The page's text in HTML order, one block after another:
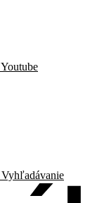
Youtube
Vyhľadávanie